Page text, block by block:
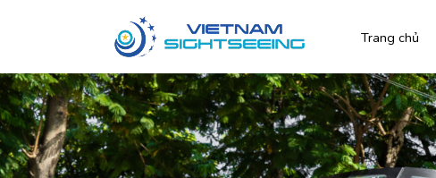
Trang chủ